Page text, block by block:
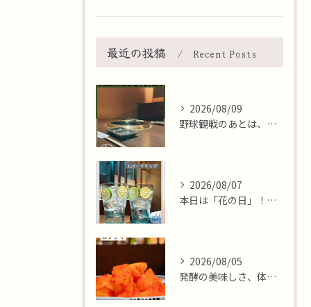
最近の投稿 Recent Posts
2026/08/09
野球観戦のあとは、集いのひととき😊
2026/08/07
本日は「花の日」！そんな日に、焼肉 牛炭の桜ユッケで華やかに...
2026/08/05
発酵の美味しさ、体験しませんか？🧄